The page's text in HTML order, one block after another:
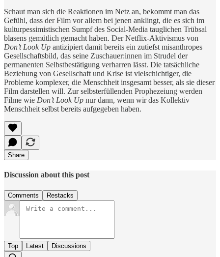
Schaut man sich die Reaktionen im Netz an, bekommt man das
Gefühl, dass der Film vor allem bei jenen anklingt, die es sich im
kulturpessimistischen Sumpf des Social-Media tauglichen Trübsal
blasens gemütlich gemacht haben. Der Netflix-Aktivismus von
Don’t Look Up antizipiert damit bereits ein zutiefst misanthropes
Gesellschaftsbild, das seine Zuschauer:innen im Strudel der
permanenten Selbstbestätigung verharren lässt. Die tatsächliche
Beziehung von Gesellschaft und Krise ist vielschichtiger, die
Probleme komplexer, die Menschheit insgesamt besser, als sie dieser
Film darstellen will. Zur selbsterfüllenden Prophezeiung werden
Filme wie Don’t Look Up nur dann, wenn wir das Kollektiv
Menschheit selbst bereits aufgegeben haben.
Share
Discussion about this post
Comments Restacks
Top Latest Discussions